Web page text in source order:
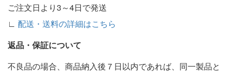
ご注文日より3～4日で発送
∟ 配送・送料の詳細はこちら
返品・保証について
不良品の場合、商品納入後７日以内であれば、同一製品と